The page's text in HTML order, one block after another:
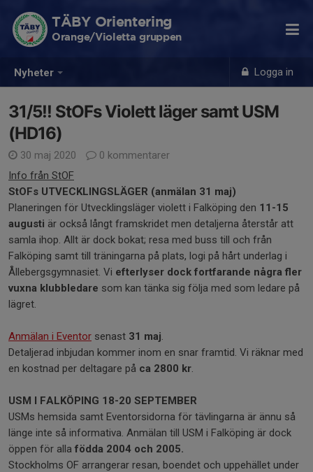
Nyheter Logga in
TÄBY Orientering
Orange/Violetta gruppen
31/5!! StOFs Violett läger samt USM
(HD16)
30 maj 2020
0 kommentarer
Info från StOF
StOFs UTVECKLINGSLÄGER (anmälan 31 maj)
Planeringen för Utvecklingsläger violett i Falköping den 11-15
augusti är också långt framskridet men detaljerna återstår att
samla ihop. Allt är dock bokat; resa med buss till och från
Falköping samt till träningarna på plats, logi på hårt underlag i
Ållebergsgymnasiet. Vi efterlyser dock fortfarande några fler
vuxna klubbledare som kan tänka sig följa med som ledare på
lägret.
Anmälan i Eventor senast 31 maj.
Detaljerad inbjudan kommer inom en snar framtid. Vi räknar med
en kostnad per deltagare på ca 2800 kr.
USM I FALKÖPING 18-20 SEPTEMBER
USMs hemsida samt Eventorsidorna för tävlingarna är ännu så
länge inte så informativa. Anmälan till USM i Falköping är dock
öppen för alla födda 2004 och 2005.
Stockholms OF arrangerar resan, boendet och uppehället under